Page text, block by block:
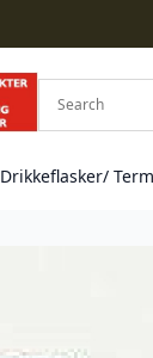
Drikkeflasker/